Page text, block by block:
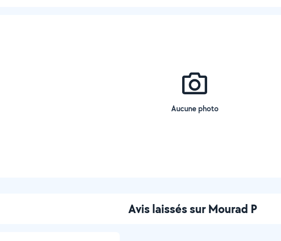
Aucune photo
Avis laissés sur Mourad P